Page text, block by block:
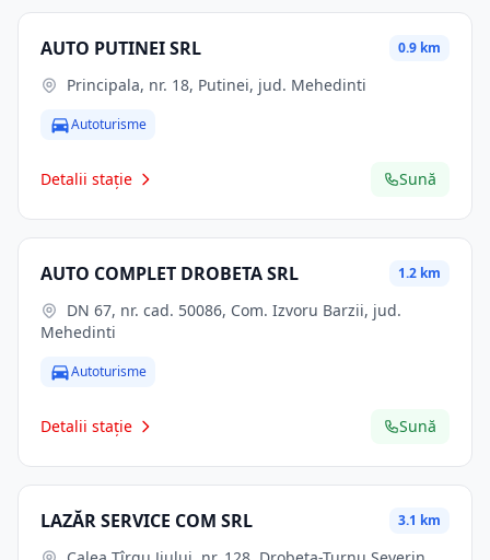
AUTO PUTINEI SRL 0.9 km
Principala, nr. 18, Putinei, jud. Mehedinti
Autoturisme
Detalii stație Sună
AUTO COMPLET DROBETA SRL 1.2 km
Mehedinti
Autoturisme
Detalii stație Sună
LAZĂR SERVICE COM SRL 3.1 km